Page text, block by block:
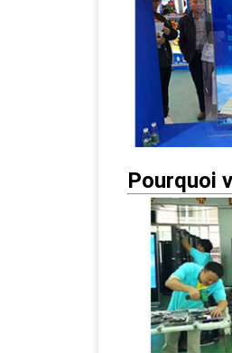
Pourquoi